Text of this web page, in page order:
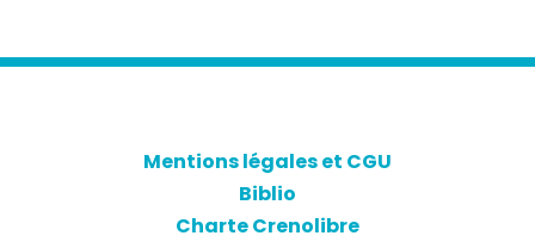
Mentions légales et CGU
Biblio
Charte Crenolibre